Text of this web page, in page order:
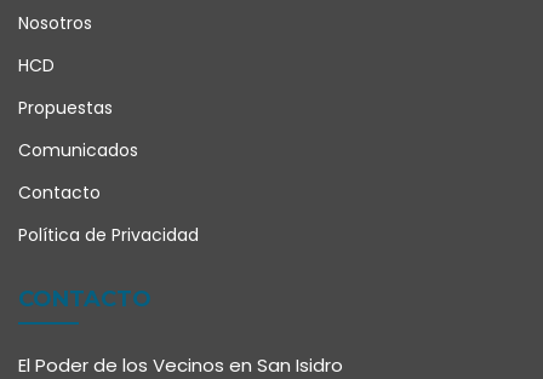
CONTACTO
El Poder de los Vecinos en San Isidro
Nosotros
HCD
Propuestas
Comunicados
Contacto
Política de Privacidad